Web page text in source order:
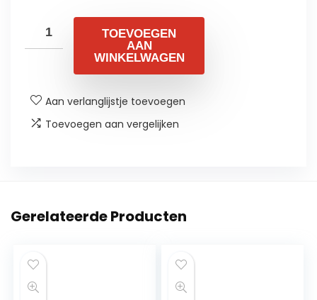
TOEVOEGEN
AAN
WINKELWAGEN
Aan verlanglijstje toevoegen
Toevoegen aan vergelijken
Gerelateerde Producten